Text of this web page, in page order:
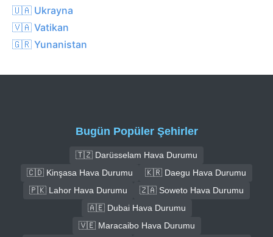
🇺🇦 Ukrayna
🇻🇦 Vatikan
🇬🇷 Yunanistan
Bugün Popüler Şehirler
🇹🇿 Darüsselam Hava Durumu
🇨🇩 Kinşasa Hava Durumu
🇰🇷 Daegu Hava Durumu
🇵🇰 Lahor Hava Durumu
🇿🇦 Soweto Hava Durumu
🇦🇪 Dubai Hava Durumu
🇻🇪 Maracaibo Hava Durumu